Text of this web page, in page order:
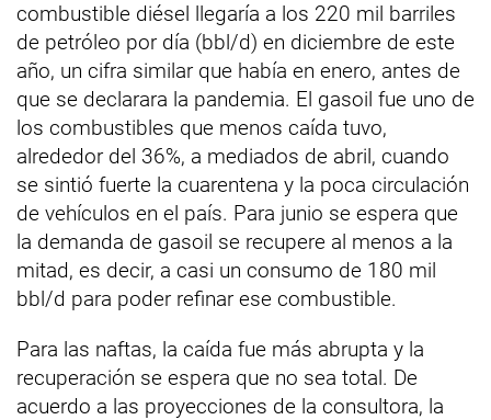
combustible diésel llegaría a los 220 mil barriles
de petróleo por día (bbl/d) en diciembre de este
año, un cifra similar que había en enero, antes de
que se declarara la pandemia. El gasoil fue uno de
los combustibles que menos caída tuvo,
alrededor del 36%, a mediados de abril, cuando
se sintió fuerte la cuarentena y la poca circulación
de vehículos en el país. Para junio se espera que
la demanda de gasoil se recupere al menos a la
mitad, es decir, a casi un consumo de 180 mil
bbl/d para poder refinar ese combustible.
Para las naftas, la caída fue más abrupta y la
recuperación se espera que no sea total. De
acuerdo a las proyecciones de la consultora, la